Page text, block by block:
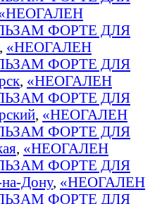
ФОРТЕ ДЛЯ
, «НЕОГАЛЕН
ФОРТЕ ДЛЯ
, «НЕОГАЛЕН
ФОРТЕ ДЛЯ
, «НЕОГАЛЕН
ФОРТЕ ДЛЯ
, «НЕОГАЛЕН
ФОРТЕ ДЛЯ
Дону, «НЕОГАЛЕН
ФОРТЕ ДЛЯ